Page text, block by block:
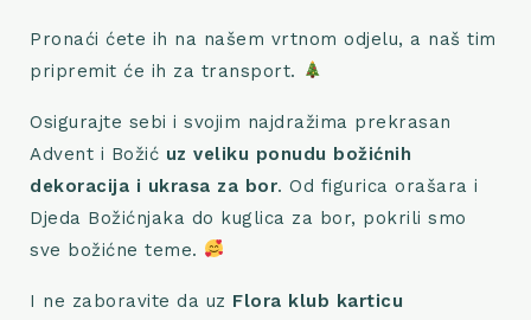
Pronaći ćete ih na našem vrtnom odjelu, a naš tim
pripremit će ih za transport.
Osigurajte sebi i svojim najdražima prekrasan
Advent i Božić uz veliku ponudu božićnih
dekoracija i ukrasa za bor. Od figurica orašara i
Djeda Božićnjaka do kuglica za bor, pokrili smo
sve božićne teme.
I ne zaboravite da uz Flora klub karticu